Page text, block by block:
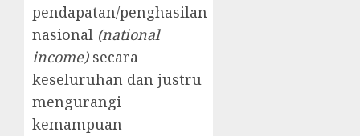
pendapatan/penghasilan
nasional (national
income)secara
keseluruhan dan justru
mengurangi
kemampuan